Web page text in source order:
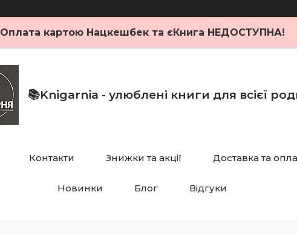
Оплата картою Нацкешбек та єКнига НЕДОСТУПНА!
📚Knigarnia - улюблені книги для всієї
Контакти Знижки та акції Доставка та
Новинки Блог Відгуки